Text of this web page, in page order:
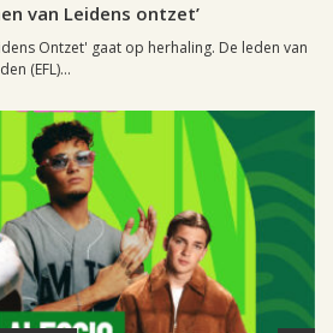
van Leidens ontzet’
Ontzet' gaat op herhaling. De leden van
(EFL)...